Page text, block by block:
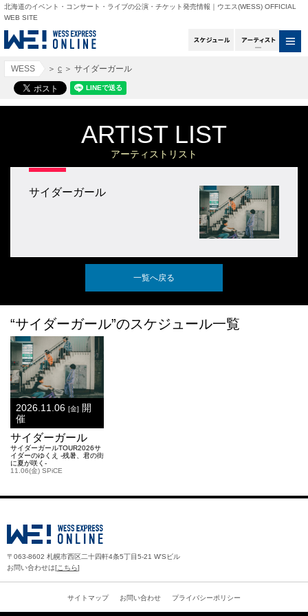
北海道のイベント・コンサート・ライブの公演・チケット発売情報｜ウエス(WESS) OFFICIAL
WEB SITE
スケジュールアー
WESS ＞ c ＞ サイダーガール
ARTIST LIST
アーティストリスト
サイダーガール
一覧へ戻る
“サイダーガール”のスケジュール一覧
2026.11.06 [金] 開
催
サイダーガール
サイダーガールTOUR2026サ
イダーのゆくえ -残暑、君の街
に夏が咲く-
11.06(金) SPiCE
〒063-8602 札幌市西区二十四軒4条5丁目5-21 W'Sビル
お問い合わせは[こちら]
サイトマップ お問い合わせ プライバシーポリシー